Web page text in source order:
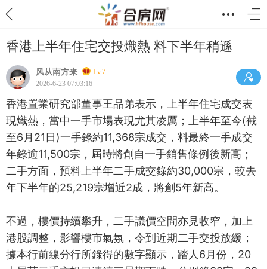
香港上半年住宅交投熾熱 料下半年稍遜
风从南方来
Lv.7
2026-6-23 07:03:16
香港置業研究部董事王品弟表示，上半年住宅成交表
現熾熱，當中一手市場表現尤其凌厲；上半年至今(截
至6月21日)一手錄約11,368宗成交，料最終一手成交
年錄逾11,500宗，屆時將創自一手銷售條例後新高；
二手方面，預料上半年二手成交錄約30,000宗，較去
年下半年的25,219宗增近2成，將創5年新高。
不過，樓價持續攀升，二手議價空間亦見收窄，加上
港股調整，影響樓市氣氛，令到近期二手交投放緩；
據本行前線分行所錄得的數字顯示，踏人6月份，20